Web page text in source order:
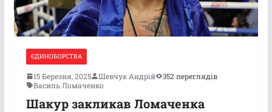
ЄДИНОБОРСТВА
15 Березня, 2025 Шевчук Андрій
352 переглядів
Василь Ломаченко
Шакур закликав Ломаченка